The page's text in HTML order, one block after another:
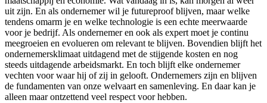
uit zijn. En als ondernemer wil je futureproof blijven, maar welke
tendens omarm je en welke technologie is een echte meerwaarde
voor je bedrijf. Als ondernemer en ook als expert moet je continu
meegroeien en evolueren om relevant te blijven. Bovendien blijft het
ondernemersklimaat uitdagend met de stijgende kosten en nog
steeds uitdagende arbeidsmarkt. En toch blijft elke ondernemer
vechten voor waar hij of zij in gelooft. Ondernemers zijn en blijven
de fundamenten van onze welvaart en samenleving. En daar kan je
alleen maar ontzettend veel respect voor hebben.